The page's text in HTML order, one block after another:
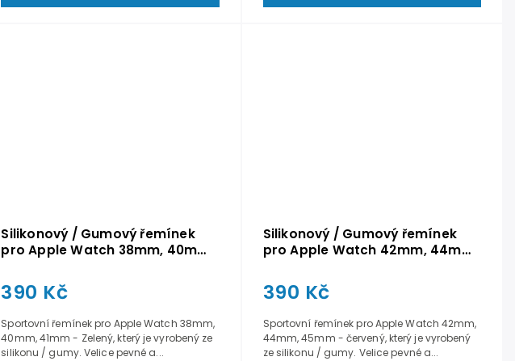
Silikonový / Gumový řemínek
pro Apple Watch 38mm, 40mm,
390 Kč
Sportovní řemínek pro Apple Watch 38mm,
40mm, 41mm - Zelený, který je vyrobený ze
silikonu / gumy. Velice pevné a...
Silikonový / Gumový řemínek
pro Apple Watch 42mm, 44mm,
390 Kč
Sportovní řemínek pro Apple Watch 42mm,
44mm, 45mm - červený, který je vyrobený
ze silikonu / gumy. Velice pevné a...